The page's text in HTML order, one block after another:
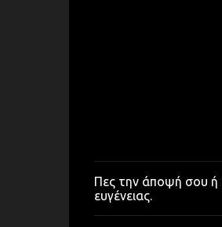
Δ
η
μ
Πες την άποψή σου ή
ευγένειας.